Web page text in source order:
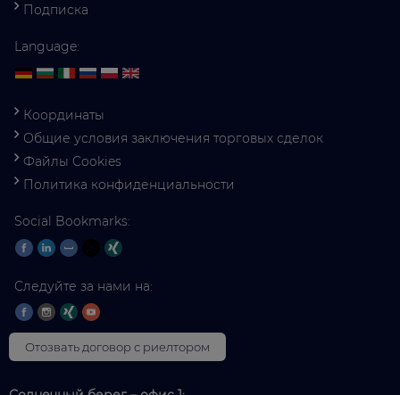
Подписка
Language:
Координаты
Общие условия заключения торговых сделок
Файлы Cookies
Политика конфиденциальности
Social Bookmarks:
Следуйте за нами на:
Отозвать договор с риелтором